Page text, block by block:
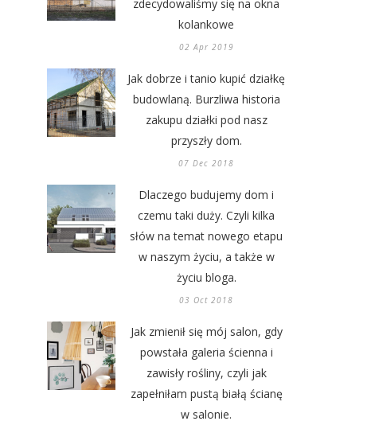
zdecydowaliśmy się na okna
kolankowe
02 Apr 2019
Jak dobrze i tanio kupić działkę
budowlaną. Burzliwa historia
zakupu działki pod nasz
przyszły dom.
07 Dec 2018
Dlaczego budujemy dom i
czemu taki duży. Czyli kilka
słów na temat nowego etapu
w naszym życiu, a także w
życiu bloga.
03 Oct 2018
Jak zmienił się mój salon, gdy
powstała galeria ścienna i
zawisły rośliny, czyli jak
zapełniłam pustą białą ścianę
w salonie.